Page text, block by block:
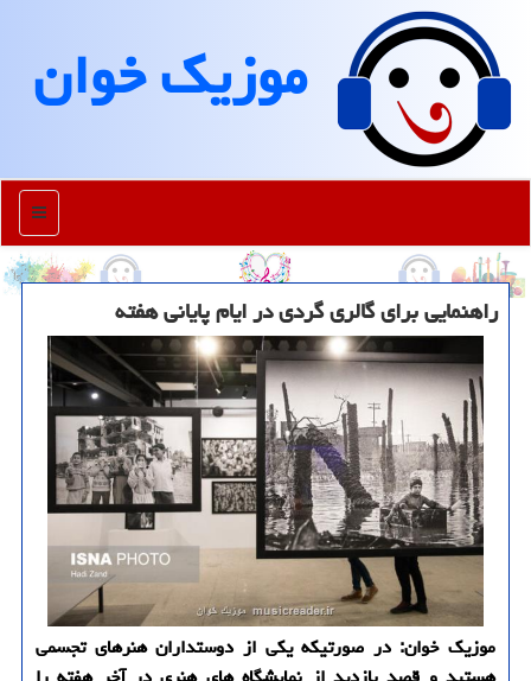
موزیك خوان
منو
راهنمایی برای گالری گردی در ایام پایانی هفته
موزیک خوان: در صورتیکه یکی از دوستداران هنرهای تجسمی